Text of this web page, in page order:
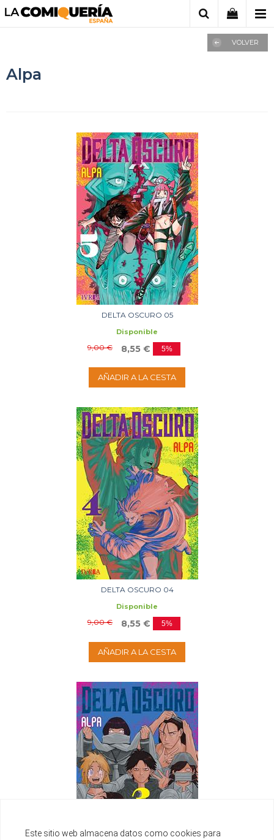
VOLVER
Alpa
DELTA OSCURO 05
Disponible
9,00 € 8,55 € 5%
AÑADIR A LA CESTA
DELTA OSCURO 04
Disponible
9,00 € 8,55 € 5%
AÑADIR A LA CESTA
Este sitio web almacena datos como cookies para